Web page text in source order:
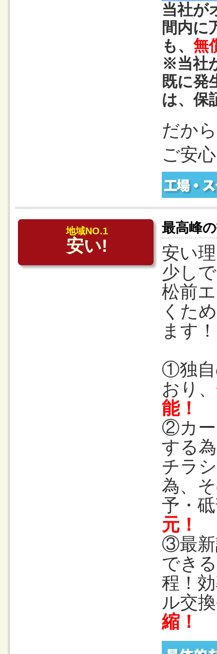
当社が
間内に
も、 無
※当社
既に発
は、保
だか
ご安
地域NO.1
安い!
最高峰
安い
少し
松前
くた
ます！
①独自
おり、
能！
②カー
する
チラ
為、
予・
元！
③最新
でき
程！
ル交
縮！